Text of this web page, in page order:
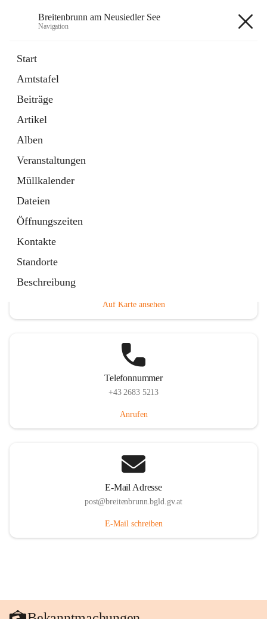
Breitenbrunn am Neusiedler See
Navigation
Start
Amtstafel
Beiträge
Artikel
Alben
Veranstaltungen
Müllkalender
Dateien
Öffnungszeiten
Kontakte
Standorte
Beschreibung
18 Schnellzugriffe
Gemeindeservice
Auf Karte ansehen
Telefonnummer
+43 2683 5213
Anrufen
E-Mail Adresse
post@breitenbrunn.bgld.gv.at
E-Mail schreiben